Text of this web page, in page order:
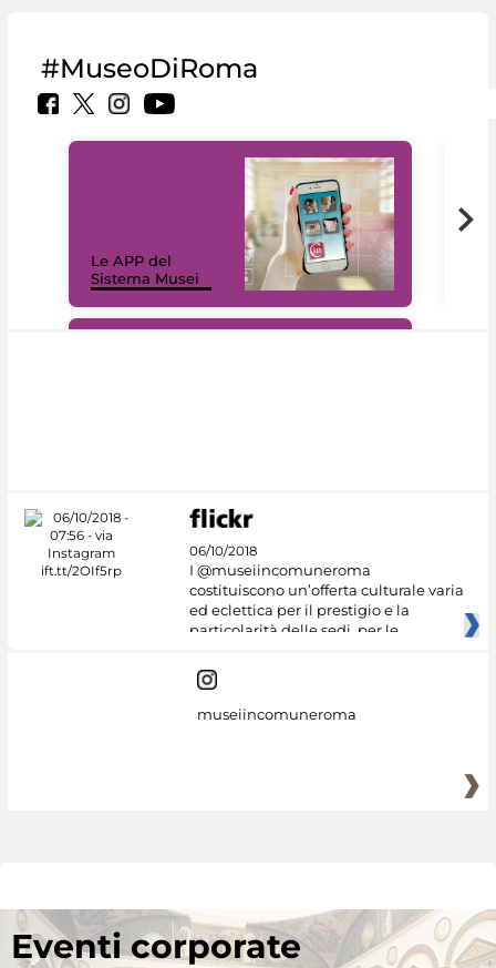
#MuseoDiRoma
Le APP del
Sistema Musei
06/10/2018
I @museiincomuneroma
costituiscono un’offerta culturale varia
ed eclettica per il prestigio e la
particolarità delle sedi, per le
museiincomuneroma
Eventi corporate